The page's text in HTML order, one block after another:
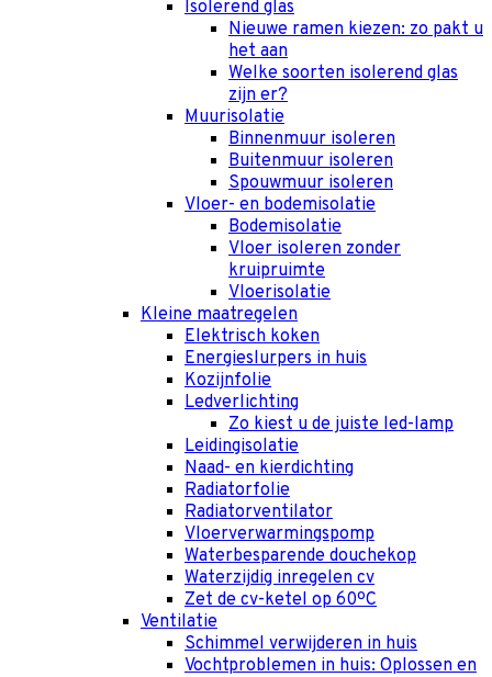
Isolerend glas
Nieuwe ramen kiezen: zo pakt u
het aan
Welke soorten isolerend glas
zijn er?
Muurisolatie
Binnenmuur isoleren
Buitenmuur isoleren
Spouwmuur isoleren
Vloer- en bodemisolatie
Bodemisolatie
Vloer isoleren zonder
kruipruimte
Vloerisolatie
Kleine maatregelen
Elektrisch koken
Energieslurpers in huis
Kozijnfolie
Ledverlichting
Zo kiest u de juiste led-lamp
Leidingisolatie
Naad- en kierdichting
Radiatorfolie
Radiatorventilator
Vloerverwarmingspomp
Waterbesparende douchekop
Waterzijdig inregelen cv
Zet de cv-ketel op 60ºC
Ventilatie
Schimmel verwijderen in huis
Vochtproblemen in huis: Oplossen en